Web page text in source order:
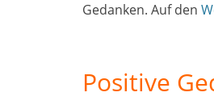
Gedanken. Auf den
Positive